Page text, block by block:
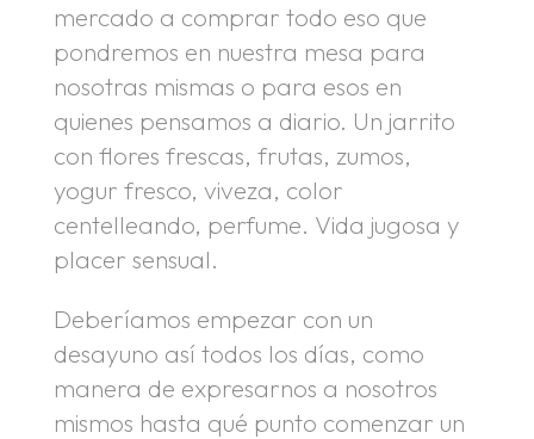
mercado a comprar todo eso que
pondremos en nuestra mesa para
nosotras mismas o para esos en
quienes pensamos a diario. Un jarrito
con flores frescas, frutas, zumos,
yogur fresco, viveza, color
centelleando, perfume. Vida jugosa y
placer sensual.
Deberíamos empezar con un
desayuno así todos los días, como
manera de expresarnos a nosotros
mismos hasta qué punto comenzar un